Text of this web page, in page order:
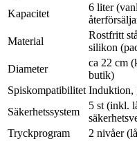
Kapacitet
6 liter
Material
Rostfritt
silikon
Diameter
ca 22 cm
butik)
Spiskompatibilitet Induktion,
Säkerhetssystem
5 st (inkl.
Tryckprogram
2 nivåer